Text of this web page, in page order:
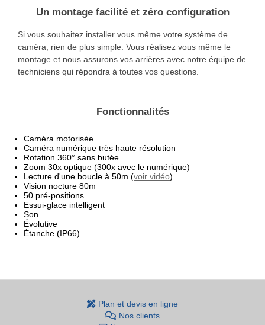
Un montage facilité et zéro configuration
Si vous souhaitez installer vous même votre système de
caméra, rien de plus simple. Vous réalisez vous même le
montage et nous assurons vos arrières avec notre équipe de
techniciens qui répondra à toutes vos questions.
Fonctionnalités
Caméra motorisée
Caméra numérique très haute résolution
Rotation 360° sans butée
Zoom 30x optique (300x avec le numérique)
Lecture d'une boucle à 50m (voir vidéo)
Vision nocture 80m
50 pré-positions
Essui-glace intelligent
Son
Évolutive
Étanche (IP66)
Plan et devis en ligne
Nos clients